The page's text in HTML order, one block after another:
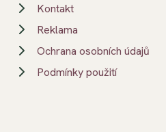
Kontakt
Reklama
Ochrana osobních údajů
Podmínky použití